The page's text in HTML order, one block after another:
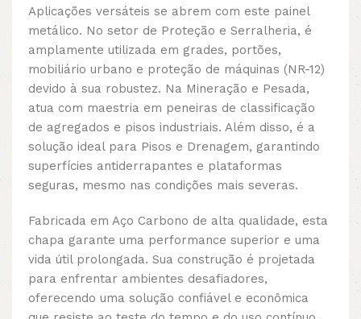
Aplicações versáteis se abrem com este painel
metálico. No setor de Proteção e Serralheria, é
amplamente utilizada em grades, portões,
mobiliário urbano e proteção de máquinas (NR-12)
devido à sua robustez. Na Mineração e Pesada,
atua com maestria em peneiras de classificação
de agregados e pisos industriais. Além disso, é a
solução ideal para Pisos e Drenagem, garantindo
superfícies antiderrapantes e plataformas
seguras, mesmo nas condições mais severas.
Fabricada em Aço Carbono de alta qualidade, esta
chapa garante uma performance superior e uma
vida útil prolongada. Sua construção é projetada
para enfrentar ambientes desafiadores,
oferecendo uma solução confiável e econômica